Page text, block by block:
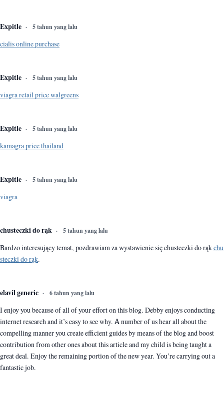
Expitle 5 tahun yang lalu
cialis online purchase
Expitle 5 tahun yang lalu
viagra retail price walgreens
Expitle 5 tahun yang lalu
kamagra price thailand
Expitle 5 tahun yang lalu
viagra
chusteczki do rąk 5 tahun yang lalu
Bardzo interesujący temat, pozdrawiam za wystawienie się chusteczki do rąkchu
steczki do rąk.
elavil generic 6 tahun yang lalu
I enjoy you because of all of your effort on this blog. Debby enjoys conducting
internet research and it’s easy to see why. A number of us hear all about the
compelling manner you create efficient guides by means of the blog and boost
contribution from other ones about this article and my child is being taught a
great deal. Enjoy the remaining portion of the new year. You’re carrying out a
fantastic job.